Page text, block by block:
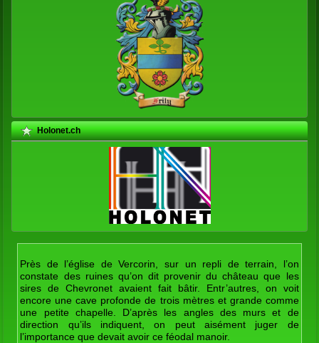
Holonet.ch
Près de l’église de Vercorin, sur un repli de terrain, l’on
constate des ruines qu’on dit provenir du château que les
sires de Chevronet avaient fait bâtir. Entr’autres, on voit
encore une cave profonde de trois mètres et grande comme
une petite chapelle. D’après les angles des murs et de
direction qu’ils indiquent, on peut aisément juger de
l’importance que devait avoir ce féodal manoir.